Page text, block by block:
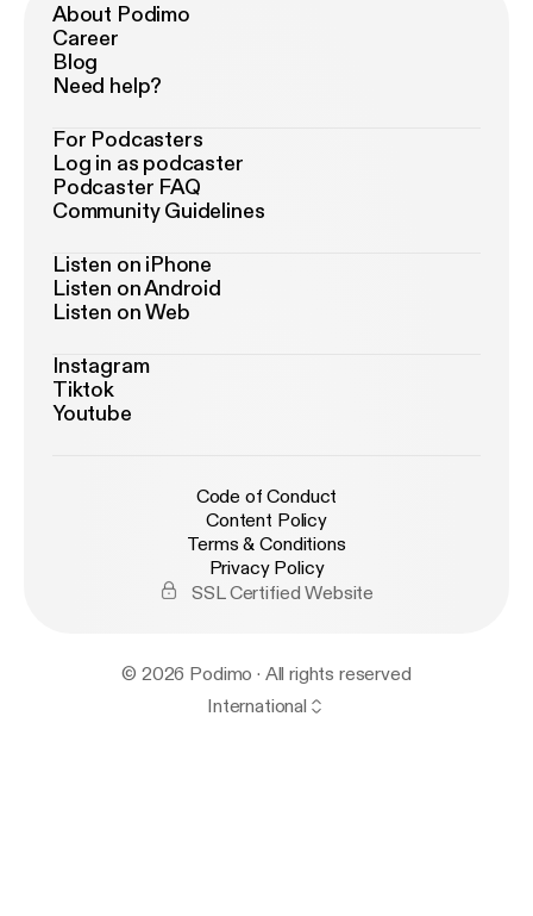
About Podimo
Career
Blog
Need help?
For Podcasters
Log in as podcaster
Podcaster FAQ
Community Guidelines
Listen on iPhone
Listen on Android
Listen on Web
Instagram
Tiktok
Youtube
Code of Conduct
Content Policy
Terms & Conditions
Privacy Policy
SSL Certified Website
© 2026 Podimo · All rights reserved
International